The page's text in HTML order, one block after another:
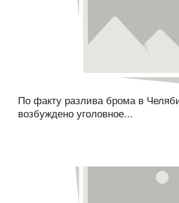
По факту разлива брома в
возбуждено уголовное...